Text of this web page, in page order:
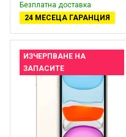
Безплатна доставка
24 МЕСЕЦА ГАРАНЦИЯ
ИЗЧЕРПВАНЕ НА
ЗАПАСИТЕ